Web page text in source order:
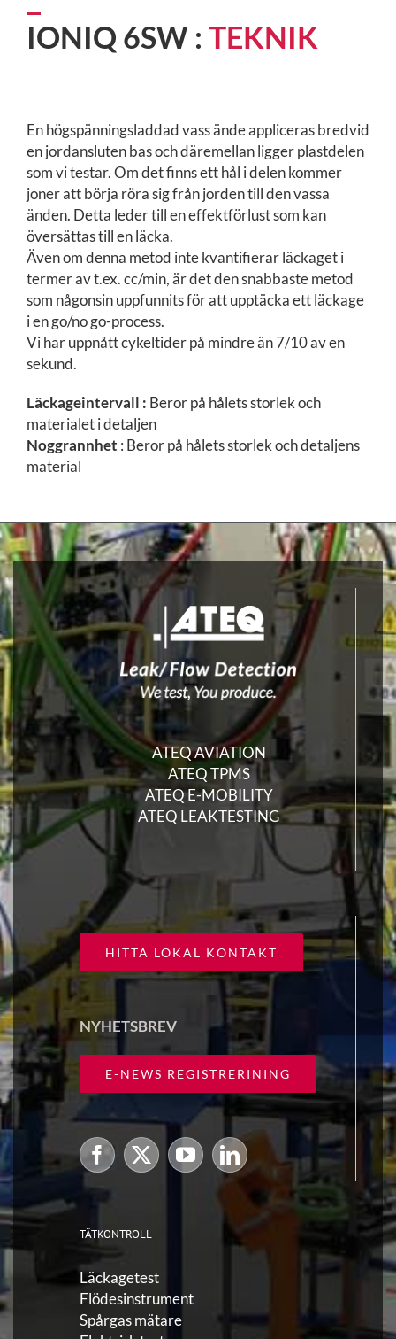
IONIQ 6SW : TEKNIK
En högspänningsladdad vass ände appliceras bredvid
en jordansluten bas och däremellan ligger plastdelen
som vi testar. Om det finns ett hål i delen kommer
joner att börja röra sig från jorden till den vassa
änden. Detta leder till en effektförlust som kan
översättas till en läcka.
Även om denna metod inte kvantifierar läckaget i
termer av t.ex. cc/min, är det den snabbaste metod
som någonsin uppfunnits för att upptäcka ett läckage
i en go/no go-process.
Vi har uppnått cykeltider på mindre än 7/10 av en
sekund.
Läckageintervall : Beror på hålets storlek och
materialet i detaljen
Noggrannhet : Beror på hålets storlek och detaljens
material
ATEQ AVIATION
ATEQ TPMS
ATEQ E-MOBILITY
ATEQ LEAKTESTING
HITTA LOKAL KONTAKT
NYHETSBREV
E-NEWS REGISTRERINING
TÄTKONTROLL
Läckagetest
Flödesinstrument
Spårgas mätare